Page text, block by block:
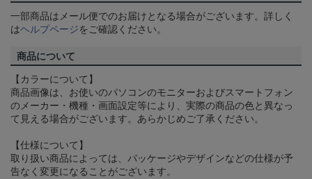
一部商品はメール便でのお届けとなる場合がございます。詳しく
はヘルプページをご確認ください。
商品について
【カラーについて】
商品画像は、お使いのパソコンのモニターおよびスマートフォン
のメーカー・機種・画面設定等により、実際の商品の色と異なっ
て見える場合がございます。あらかじめご了承ください。
【仕様について】
取り扱い商品によっては、パッケージやデザインなどの仕様が予
告なく変更になることがございます。